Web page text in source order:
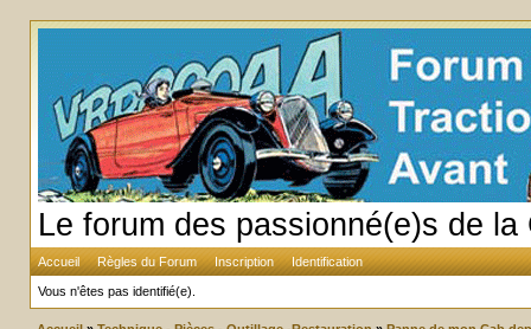
Le forum des passionné(e)s de
Accueil Règles du Forum Inscription Identification
Vous n'êtes pas identifié(e).